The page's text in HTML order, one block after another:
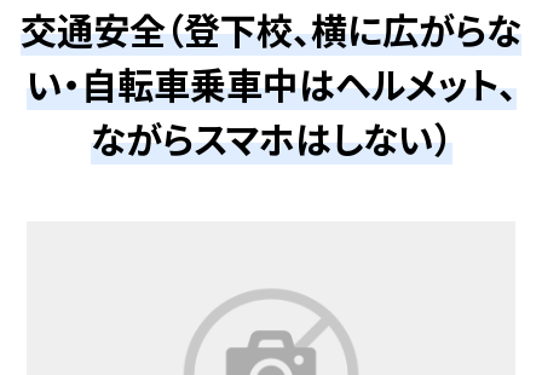
交通安全（登下校、横に広がらな
い・自転車乗車中はヘルメット、
ながらスマホはしない）